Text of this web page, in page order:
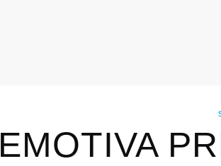
EMOTIVA